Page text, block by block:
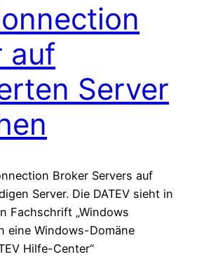
auf
Server
Broker Servers auf
Server. Die DATEV sieht in
Fachschrift „Windows
eine Windows-Domäne
Hilfe-Center“